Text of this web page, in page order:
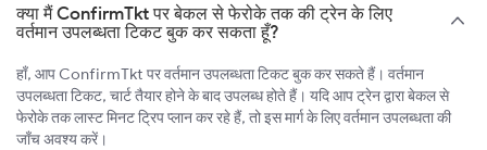
क्या मैं ConfirmTkt पर बेकल से फेरोके तक की ट्रेन के लिए
वर्तमान उपलब्धता टिकट बुक कर सकता हूँ?
हाँ, आप ConfirmTkt पर वर्तमान उपलब्धता टिकट बुक कर सकते हैं। वर्तमान
उपलब्धता टिकट, चार्ट तैयार होने के बाद उपलब्ध होते हैं। यदि आप ट्रेन द्वारा बेकल से
फेरोके तक लास्ट मिनट ट्रिप प्लान कर रहे हैं, तो इस मार्ग के लिए वर्तमान उपलब्धता की
जाँच अवश्य करें।